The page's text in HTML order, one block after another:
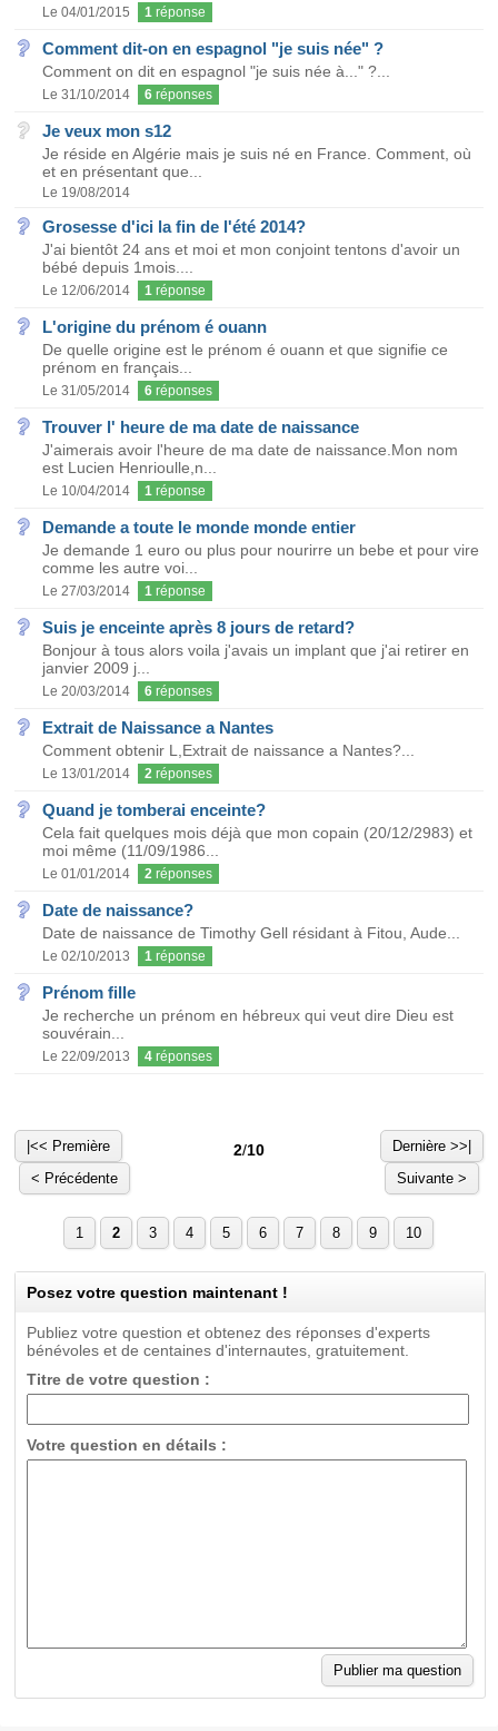
Le 04/01/2015 1 réponse
Comment dit-on en espagnol "je suis née" ?
Comment on dit en espagnol "je suis née à..." ?...
Le 31/10/2014 6 réponses
Je veux mon s12
Je réside en Algérie mais je suis né en France. Comment, où
et en présentant que...
Le 19/08/2014
Grosesse d'ici la fin de l'été 2014?
J'ai bientôt 24 ans et moi et mon conjoint tentons d'avoir un
bébé depuis 1mois....
Le 12/06/2014 1 réponse
L'origine du prénom é ouann
De quelle origine est le prénom é ouann et que signifie ce
prénom en français...
Le 31/05/2014 6 réponses
Trouver l' heure de ma date de naissance
J'aimerais avoir l'heure de ma date de naissance.Mon nom
est Lucien Henrioulle,n...
Le 10/04/2014 1 réponse
Demande a toute le monde monde entier
Je demande 1 euro ou plus pour nourirre un bebe et pour vire
comme les autre voi...
Le 27/03/2014 1 réponse
Suis je enceinte après 8 jours de retard?
Bonjour à tous alors voila j'avais un implant que j'ai retirer en
janvier 2009 j...
Le 20/03/2014 6 réponses
Extrait de Naissance a Nantes
Comment obtenir L,Extrait de naissance a Nantes?...
Le 13/01/2014 2 réponses
Quand je tomberai enceinte?
Cela fait quelques mois déjà que mon copain (20/12/2983) et
moi même (11/09/1986...
Le 01/01/2014 2 réponses
Date de naissance?
Date de naissance de Timothy Gell résidant à Fitou, Aude...
Le 02/10/2013 1 réponse
Prénom fille
Je recherche un prénom en hébreux qui veut dire Dieu est
souvérain...
Le 22/09/2013 4 réponses
|<< Première
< Précédente
2/10
Dernière >>|
Suivante >
1 2 3 4 5 6 7 8 9 10
Posez votre question maintenant !
Publiez votre question et obtenez des réponses d'experts
bénévoles et de centaines d'internautes, gratuitement.
Titre de votre question :
Votre question en détails :